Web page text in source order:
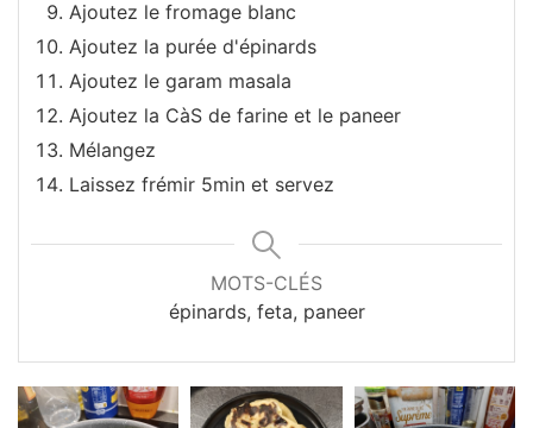
Ajoutez le fromage blanc
Ajoutez la purée d'épinards
Ajoutez le garam masala
Ajoutez la CàS de farine et le paneer
Mélangez
Laissez frémir 5min et servez
MOTS-CLÉS
épinards, feta, paneer